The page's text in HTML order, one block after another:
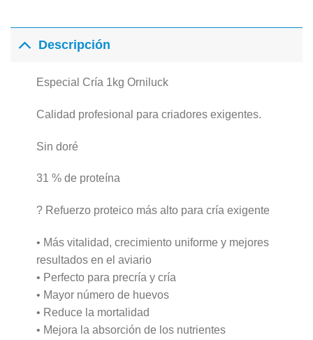
Descripción
Especial Cría 1kg Orniluck
Calidad profesional para criadores exigentes.
Sin doré
31 % de proteína
? Refuerzo proteico más alto para cría exigente
• Más vitalidad, crecimiento uniforme y mejores
resultados en el aviario
• Perfecto para precría y cría
• Mayor número de huevos
• Reduce la mortalidad
• Mejora la absorción de los nutrientes